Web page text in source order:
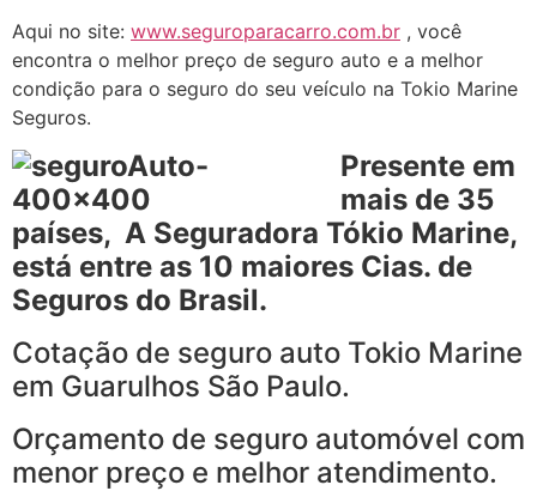
Aqui no site: www.seguroparacarro.com.br , você
encontra o melhor preço de seguro auto e a melhor
condição para o seguro do seu veículo na Tokio Marine
Seguros.
Presente em
mais de 35
países, A Seguradora Tókio Marine,
está entre as 10 maiores Cias. de
Seguros do Brasil.
Cotação de seguro auto Tokio Marine
em Guarulhos São Paulo.
Orçamento de seguro automóvel com
menor preço e melhor atendimento.